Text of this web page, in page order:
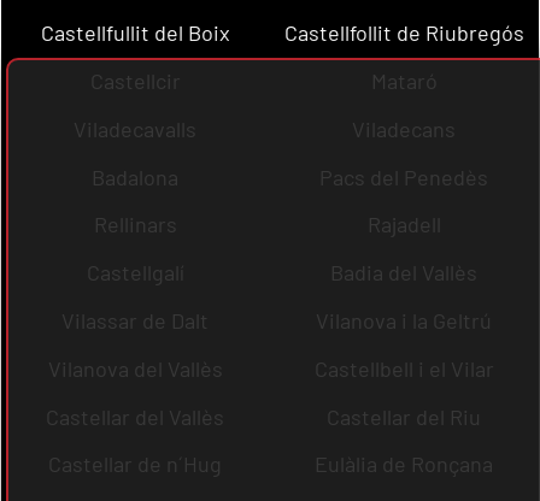
Castellfullit del Boix
Castellfollit de Riubregós
Castellcir
Mataró
Viladecavalls
Viladecans
Badalona
Pacs del Penedès
Rellinars
Rajadell
Castellgalí
Badia del Vallès
Vilassar de Dalt
Vilanova i la Geltrú
Vilanova del Vallès
Castellbell i el Vilar
Castellar del Vallès
Castellar del Riu
Castellar de n´Hug
Eulàlia de Ronçana